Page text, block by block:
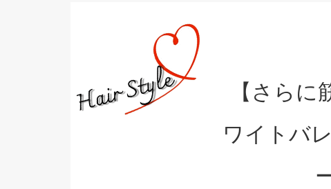
【さら
ワイトバ